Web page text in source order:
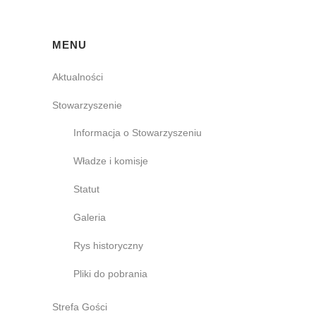
MENU
Aktualności
Stowarzyszenie
Informacja o Stowarzyszeniu
Władze i komisje
Statut
Galeria
Rys historyczny
Pliki do pobrania
Strefa Gości